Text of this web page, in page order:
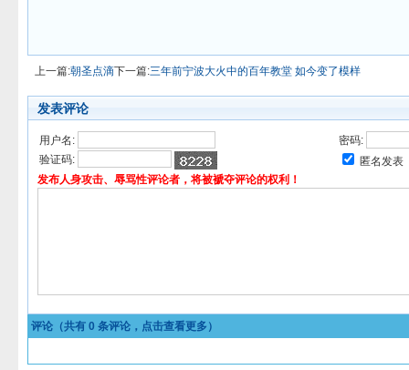
上一篇:朝圣点滴下一篇:三年前宁波大火中的百年教堂 如今变了模样
发表评论
用户名:
密码:
验证码:
匿名发表
发布人身攻击、辱骂性评论者，将被褫夺评论的权利！
评论（共有 0 条评论，点击查看更多）